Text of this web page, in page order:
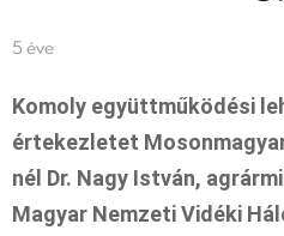
5 éve
Komoly együttműködési
értekezletet
nél Dr. Nagy István,
Magyar Nemzeti Vidéki